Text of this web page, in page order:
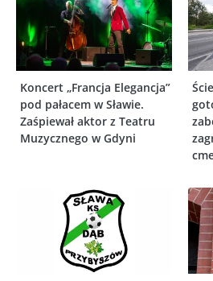
Koncert „Francja Elegancja”
pod pałacem w Sławie.
Zaśpiewał aktor z Teatru
Muzycznego w Gdyni